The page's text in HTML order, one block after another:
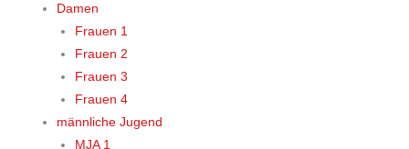
Damen
Frauen 1
Frauen 2
Frauen 3
Frauen 4
männliche Jugend
MJA 1